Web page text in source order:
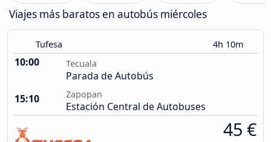
Viajes más baratos en autobús miércoles
Tufesa 4h 10m
10:00 Tecuala
Parada de Autobús
15:10
Zapopan
Estación Central de Autobuses
45 €